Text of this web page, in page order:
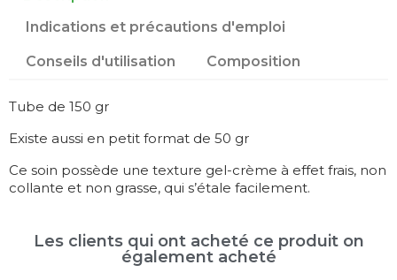
Indications et précautions d'emploi
Conseils d'utilisation Composition
Tube de 150 gr
Existe aussi en petit format de 50 gr
Ce soin possède une texture gel-crème à effet frais, non
collante et non grasse, qui s’étale facilement.
Les clients qui ont acheté ce produit on
également acheté